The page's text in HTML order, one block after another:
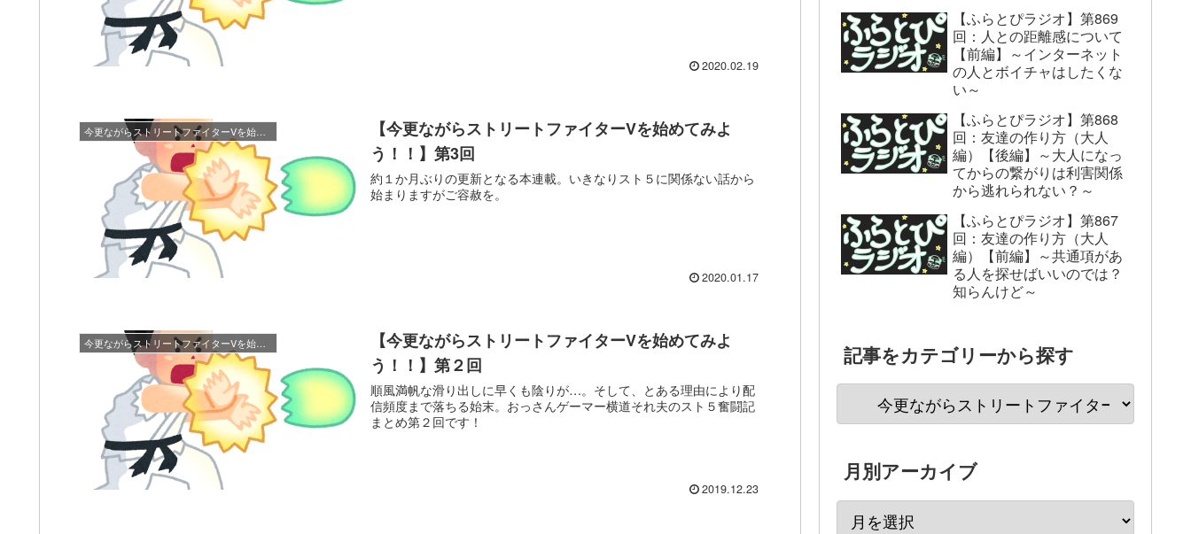
2020.02.19
【今更ながらストリートファイターVを始めてみよ
う！！】第3回
約１か月ぶりの更新となる本連載。いきなりスト５に関係ない話から
始まりますがご容赦を。
2020.01.17
【今更ながらストリートファイターVを始めてみよ
う！！】第２回
順風満帆な滑り出しに早くも陰りが…。そして、とある理由により配
信頻度まで落ちる始末。おっさんゲーマー横道それ夫のスト５奮闘記
まとめ第２回です！
2019.12.23
【ふらとぴラジオ】第869
回：人との距離感について
【前編】～インターネット
の人とボイチャはしたくな
い～
【ふらとぴラジオ】第868
回：友達の作り方（大人
編）【後編】～大人になっ
てからの繋がりは利害関係
から逃れられない？～
【ふらとぴラジオ】第867
回：友達の作り方（大人
編）【前編】～共通項があ
る人を探せばいいのでは？
知らんけど～
記事をカテゴリーから探す
月別アーカイブ